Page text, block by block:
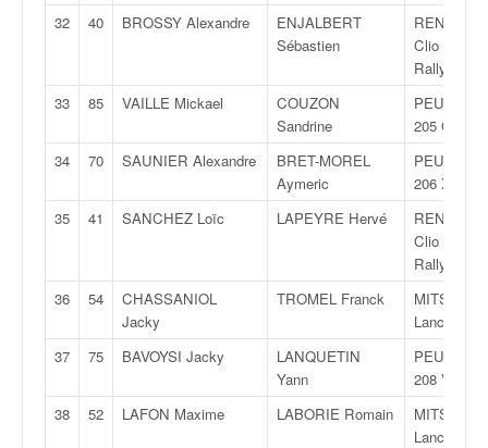
32
40 BROSSY Alexandre
ENJALBERT
Sébastien
RENAULT
Clio RS
Rally 5
33
85 VAILLE Mickael
COUZON
Sandrine
PEUGEOT
205 GTI
34
70 SAUNIER Alexandre
BRET-MOREL
Aymeric
PEUGEOT
206 XS
35
41 SANCHEZ Loïc LAPEYRE Hervé
RENAULT
Clio RS
Rally 5
36
54
CHASSANIOL
Jacky
TROMEL Franck
Lancer
37
75 BAVOYSI Jacky
LANQUETIN
Yann
PEUGEOT
208 VTI
38
52 LAFON Maxime LABORIE Romain
Lancer